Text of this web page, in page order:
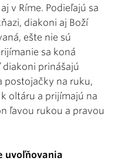
v Ríme. Podieľajú sa
diakoni aj Boží
ešte nie sú
sa koná
prinášajú
postojačky na ruku,
oltáru a prijímajú na
ľavou rukou a pravou
uvoľňovania